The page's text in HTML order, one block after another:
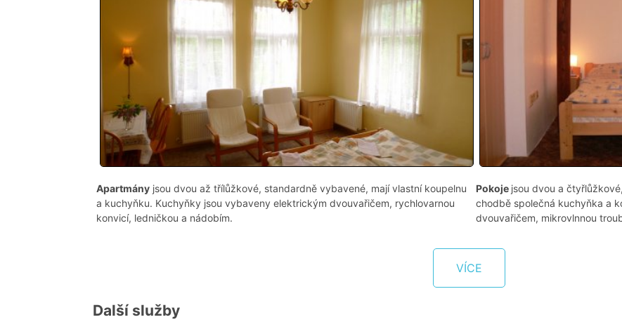
Apartmány jsou dvou až třílůžkové, standardně vybavené, mají vlastní koupelnu
a kuchyňku. Kuchyňky jsou vybaveny elektrickým dvouvařičem, rychlovarnou
konvicí, ledničkou a nádobím.
Pokoje jsou dvou a
chodbě společná kuchyňka a
dvouvařičem, mikrovlnnou
VÍCE
Další služby